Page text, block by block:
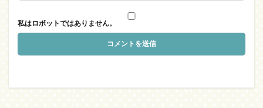
私はロボットではありません。